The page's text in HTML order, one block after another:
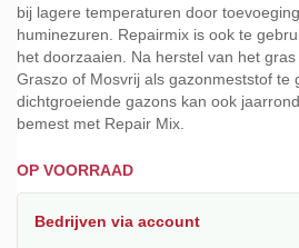
bij lagere temperaturen door
huminezuren. Repairmix is ook te
het doorzaaien. Na herstel van het
Graszo of Mosvrij als gazonmeststof te
dichtgroeiende gazons kan ook
bemest met Repair Mix.
OP VOORRAAD
Bedrijven via account
van
de
afbeeldingen-
gallerij